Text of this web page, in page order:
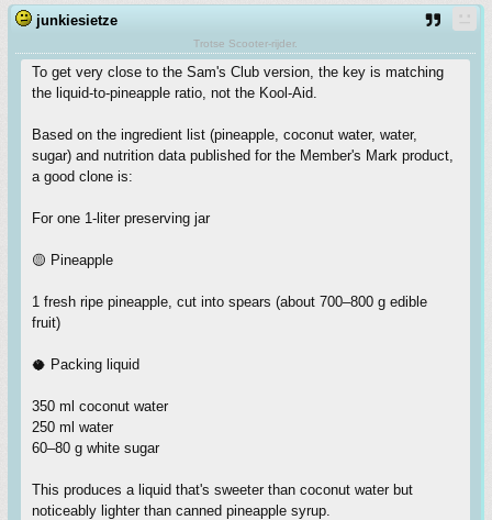
junkiesietze
Trotse Scooter-rijder.
To get very close to the Sam's Club version, the key is matching
the liquid-to-pineapple ratio, not the Kool-Aid.
Based on the ingredient list (pineapple, coconut water, water,
sugar) and nutrition data published for the Member's Mark product,
a good clone is:
For one 1-liter preserving jar
🟡 Pineapple
1 fresh ripe pineapple, cut into spears (about 700–800 g edible
fruit)
🥥 Packing liquid
350 ml coconut water
250 ml water
60–80 g white sugar
This produces a liquid that's sweeter than coconut water but
noticeably lighter than canned pineapple syrup.